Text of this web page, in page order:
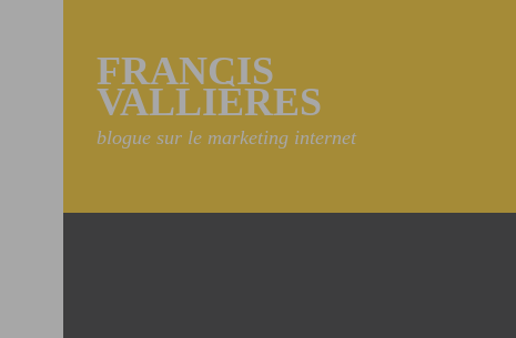
FRANCIS
VALLIÈRES
blogue sur le marketing internet